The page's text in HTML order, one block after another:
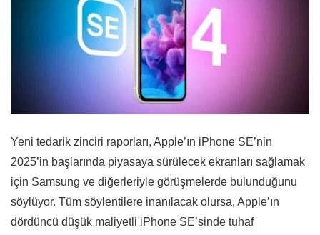
Yeni tedarik zinciri raporları, Apple’ın iPhone SE’nin
2025’in başlarında piyasaya sürülecek ekranları sağlamak
için Samsung ve diğerleriyle görüşmelerde bulunduğunu
söylüyor. Tüm söylentilere inanılacak olursa, Apple’ın
dördüncü düşük maliyetli iPhone SE’sinde tuhaf